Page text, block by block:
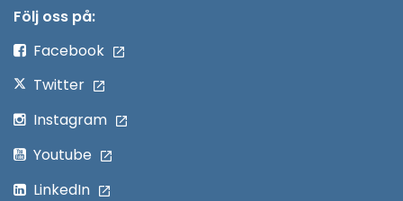
Följ oss på:
Facebook
Twitter
Instagram
Youtube
LinkedIn